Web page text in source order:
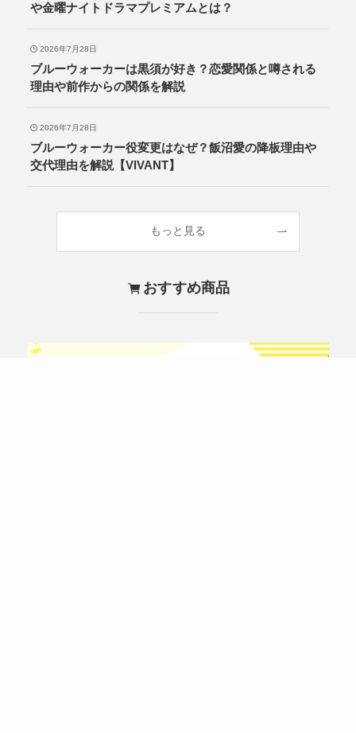
や金曜ナイトドラマプレミアムとは？
2026年7月28日
ブルーウォーカーは黒須が好き？恋愛関係と噂される
理由や前作からの関係を解説
2026年7月28日
ブルーウォーカー役変更はなぜ？飯沼愛の降板理由や
交代理由を解説【VIVANT】
もっと見る
おすすめ商品